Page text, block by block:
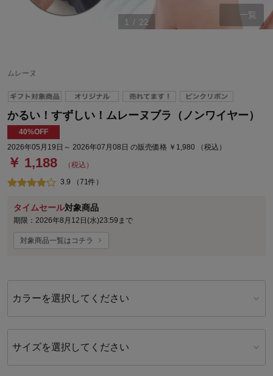
1 / 22
一覧
ムレーヌ
かるい！すずしい！ムレーヌブラ（ノンワイヤー）
40%OFF
2026年05月19日～ 2026年07月08日 の販売価格 ￥1,980 （税込）
￥ 1,188 （税込）
3.9 （71件）
タイムセール対象商品
期限：2026年8月12日(水)23:59まで
対象商品一覧はコチラ
カラーを選択してください
サイズを選択してください